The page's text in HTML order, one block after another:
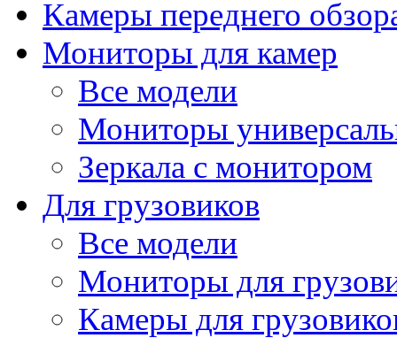
Камеры переднего
Мониторы для камер
Все модели
Мониторы
Зеркала с монитором
Для грузовиков
Все модели
Мониторы для
Камеры для